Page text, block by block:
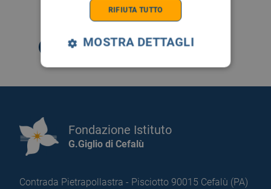
SEGUICI SU
Fondazione Istituto
G.Giglio di Cefalù
Contrada Pietrapollastra - Pisciotto 90015 Cefalù (PA)
RIFIUTA TUTTO
MOSTRA DETTAGLI